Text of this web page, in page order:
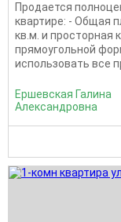
Продается
квартире: - Общая
кв.м. и просторная
прямоугольной
использовать все
Ершевская Галина
Александровна